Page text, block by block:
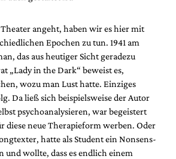
Theater angeht, haben wir es hier mit
Epochen zu tun. 1941 am
das aus heutiger Sicht geradezu
„Lady in the Dark“ beweist es,
wozu man Lust hatte. Einziges
Da ließ sich beispielsweise der Autor
psychoanalysieren, war begeistert
diese neue Therapieform werben. Oder
hatte als Student ein Nonsens-
und wollte, dass es endlich einem